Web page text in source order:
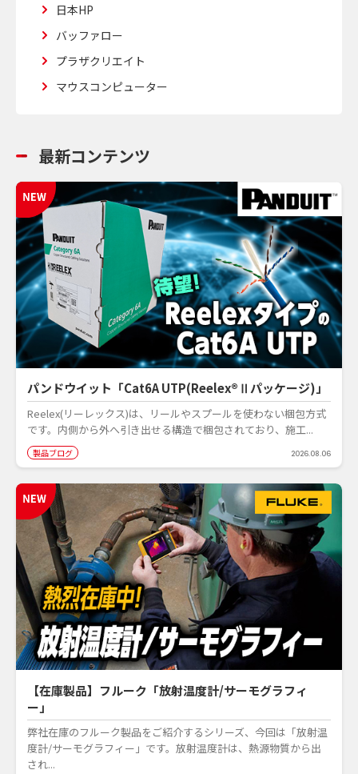
日本HP
バッファロー
プラザクリエイト
マウスコンピューター
最新コンテンツ
パンドウイット「Cat6A UTP(Reelex®Ⅱパッケージ)」
Reelex(リーレックス)は、リールやスプールを使わない梱包方式
です。内側から外へ引き出せる構造で梱包されており、施工...
製品ブログ 2026.08.06
【在庫製品】フルーク「放射温度計/サーモグラフィ
ー」
弊社在庫のフルーク製品をご紹介するシリーズ、今回は「放射温
度計/サーモグラフィー」です。放射温度計は、熱源物質から出
され...